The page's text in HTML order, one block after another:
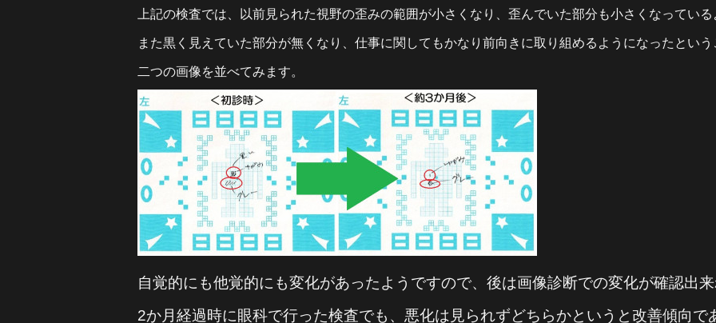
上記の検査では、以前見られた視野の歪みの範囲が小さくなり、歪んでいた部分も小さくなってい
また黒く見えていた部分が無くなり、仕事に関してもかなり前向きに取り組めるようになったとい
二つの画像を並べてみます。
自覚的にも他覚的にも変化があったようですので、後は画像診断での変化が確認出
2か月経過時に眼科で行った検査でも、悪化は見られずどちらかというと改善傾向